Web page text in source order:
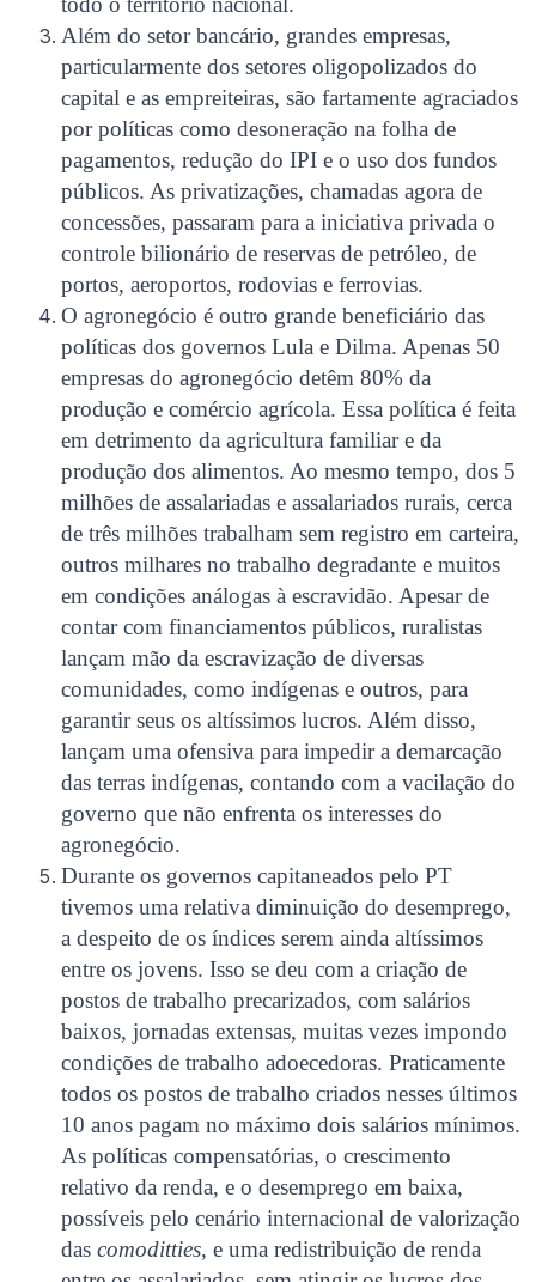
Além do setor bancário, grandes empresas,
particularmente dos setores oligopolizados do
capital e as empreiteiras, são fartamente agraciados
por políticas como desoneração na folha de
pagamentos, redução do IPI e o uso dos fundos
públicos. As privatizações, chamadas agora de
concessões, passaram para a iniciativa privada o
controle bilionário de reservas de petróleo, de
portos, aeroportos, rodovias e ferrovias.
O agronegócio é outro grande beneficiário das
políticas dos governos Lula e Dilma. Apenas 50
empresas do agronegócio detêm 80% da
produção e comércio agrícola. Essa política é feita
em detrimento da agricultura familiar e da
produção dos alimentos. Ao mesmo tempo, dos 5
milhões de assalariadas e assalariados rurais, cerca
de três milhões trabalham sem registro em carteira,
outros milhares no trabalho degradante e muitos
em condições análogas à escravidão. Apesar de
contar com financiamentos públicos, ruralistas
lançam mão da escravização de diversas
comunidades, como indígenas e outros, para
garantir seus os altíssimos lucros. Além disso,
lançam uma ofensiva para impedir a demarcação
das terras indígenas, contando com a vacilação do
governo que não enfrenta os interesses do
agronegócio.
Durante os governos capitaneados pelo PT
tivemos uma relativa diminuição do desemprego,
a despeito de os índices serem ainda altíssimos
entre os jovens. Isso se deu com a criação de
postos de trabalho precarizados, com salários
baixos, jornadas extensas, muitas vezes impondo
condições de trabalho adoecedoras. Praticamente
todos os postos de trabalho criados nesses últimos
10 anos pagam no máximo dois salários mínimos.
As políticas compensatórias, o crescimento
relativo da renda, e o desemprego em baixa,
possíveis pelo cenário internacional de valorização
dascomoditties, e uma redistribuição de renda